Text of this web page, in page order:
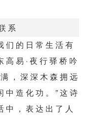
系
们 的 日 常 生 活 有
高 易 · 夜 行 驿 桥 吟
， 深 深 木 森 拥 远
中 造 化 功 。 ” 这 诗
中 ， 表 达 出 了 人